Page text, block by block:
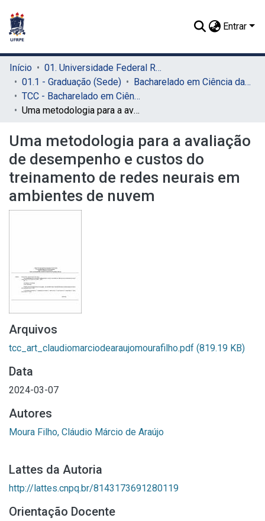
Entrar
Início
01. Universidade Federal Rural de Pernambuco - UFRPE (Sede)
01.1 - Graduação (Sede)
Bacharelado em Ciência da Computação (Sede)
TCC - Bacharelado em Ciência da Computação (Sede)
Uma metodologia para a avaliação de desempenho e custos do treinamento de redes neurais em ambientes de nuvem
Uma metodologia para a avaliação
de desempenho e custos do
treinamento de redes neurais em
ambientes de nuvem
Arquivos
tcc_art_claudiomarciodearaujomourafilho.pdf (819.19 KB)
Data
2024-03-07
Autores
Moura Filho, Cláudio Márcio de Araújo
Lattes da Autoria
http://lattes.cnpq.br/8143173691280119
Orientação Docente